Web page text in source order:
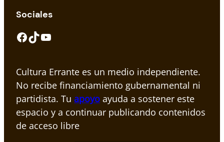
Sociales
Facebook TikTok YouTube
Cultura Errante es un medio independiente.
No recibe financiamiento gubernamental ni
partidista. Tu apoyo ayuda a sostener este
espacio y a continuar publicando contenidos
de acceso libre